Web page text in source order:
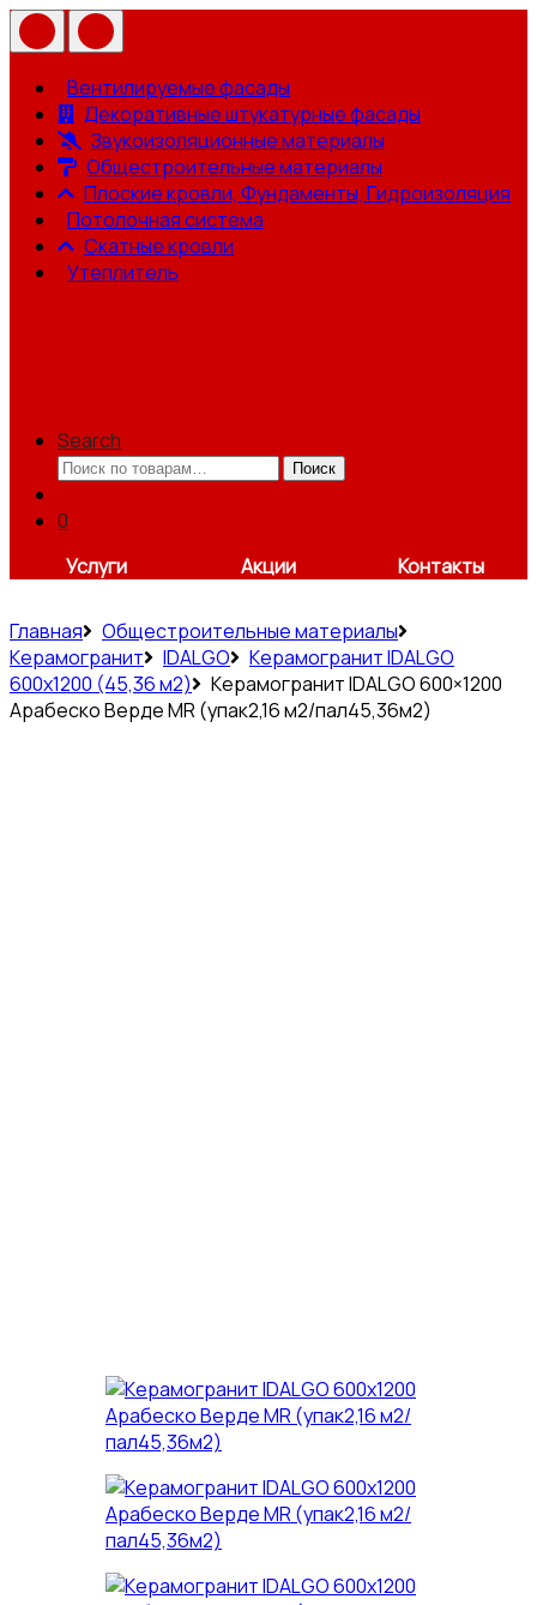
Вентилируемые фасады
Декоративные штукатурные фасады
Звукоизоляционные материалы
Общестроительные материалы
Плоские кровли, Фундаменты, Гидроизоляция
Потолочная система
Скатные кровли
Утеплитель
Search
Искать:
Поиск
0
Услуги
Акции Контакты
Главная
Общестроительные материалы
Керамогранит
IDALGO
Керамогранит IDALGO
600x1200 (45,36 м2)
Керамогранит IDALGO 600×1200
Арабеско Верде МR (упак2,16 м2/пал45,36м2)